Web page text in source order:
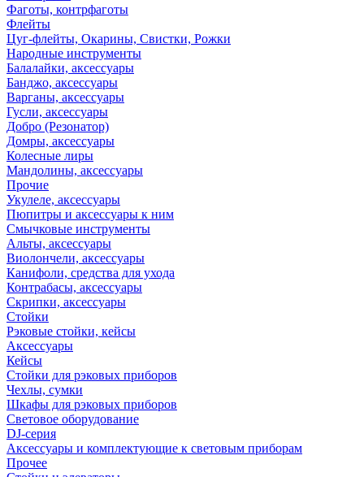
Фаготы, контрфаготы
Флейты
Цуг-флейты, Окарины, Свистки, Рожки
Народные инструменты
Балалайки, аксессуары
Банджо, аксессуары
Варганы, аксессуары
Гусли, аксессуары
Добро (Резонатор)
Домры, аксессуары
Колесные лиры
Мандолины, аксессуары
Прочие
Укулеле, аксессуары
Пюпитры и аксессуары к ним
Смычковые инструменты
Альты, аксессуары
Виолончели, аксессуары
Канифоли, средства для ухода
Контрабасы, аксессуары
Скрипки, аксессуары
Стойки
Рэковые стойки, кейсы
Аксессуары
Кейсы
Стойки для рэковых приборов
Чехлы, сумки
Шкафы для рэковых приборов
Световое оборудование
DJ-серия
Аксессуары и комплектующие к световым приборам
Прочее